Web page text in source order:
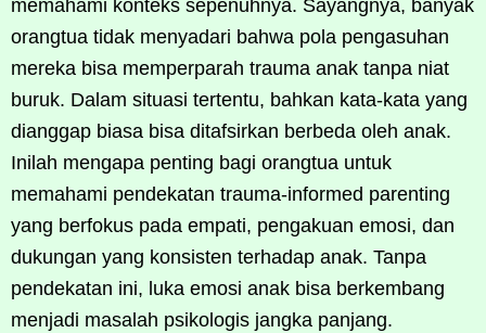
memahami konteks sepenuhnya. Sayangnya, banyak
orangtua tidak menyadari bahwa pola pengasuhan
mereka bisa memperparah trauma anak tanpa niat
buruk. Dalam situasi tertentu, bahkan kata-kata yang
dianggap biasa bisa ditafsirkan berbeda oleh anak.
Inilah mengapa penting bagi orangtua untuk
memahami pendekatan trauma-informed parenting
yang berfokus pada empati, pengakuan emosi, dan
dukungan yang konsisten terhadap anak. Tanpa
pendekatan ini, luka emosi anak bisa berkembang
menjadi masalah psikologis jangka panjang.